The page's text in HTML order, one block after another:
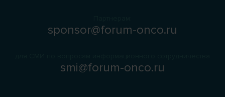
sponsor@forum-onco.ru
smi@forum-onco.ru